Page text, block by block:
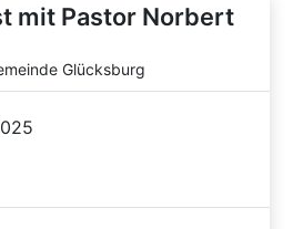
mit Pastor Norbert
Glücksburg